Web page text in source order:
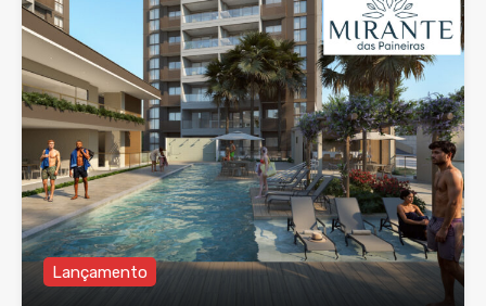
Lançamento